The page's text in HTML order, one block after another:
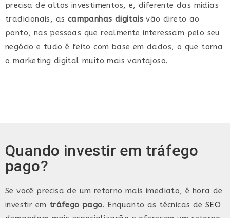
precisa de altos investimentos, e, diferente das mídias
tradicionais, as campanhas digitais vão direto ao
ponto, nas pessoas que realmente interessam pelo seu
negócio e tudo é feito com base em dados, o que torna
o marketing digital muito mais vantajoso.
Quando investir em tráfego
pago?
Se você precisa de um retorno mais imediato, é hora de
investir em tráfego pago. Enquanto as técnicas deSEO